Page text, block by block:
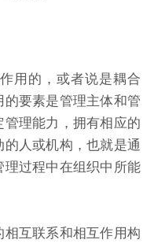
的，或者说是耦合
要素是管理主体和管
理能力，拥有相应的
人或机构，也就是通
过程中在组织中所能
互联系和相互作用构